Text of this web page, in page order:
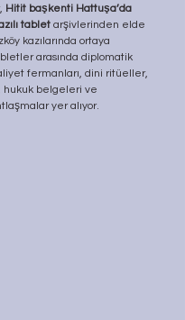
Hitit başkenti Hattuşa’da
tablet arşivlerinden elde
kazılarında ortaya
arasında diplomatik
fermanları, dini ritüeller,
belgeleri ve
yer alıyor.